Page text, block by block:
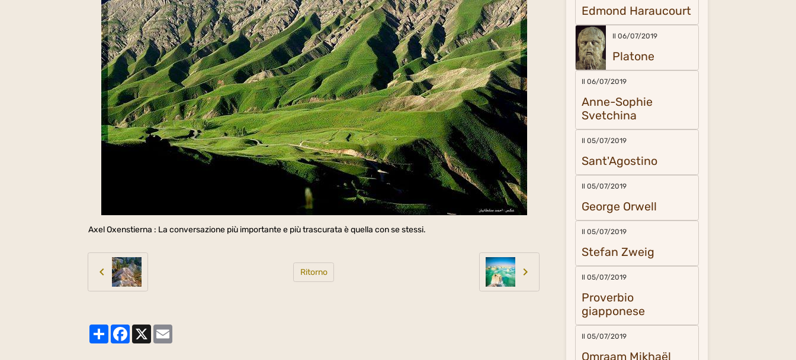
Axel Oxenstierna : La conversazione più importante e più trascurata è quella con se stessi.
Ritorno
PartagerFacebook
X
Edmond Haraucourt
Il 06/07/2019
Platone
Il 06/07/2019
Anne-Sophie
Svetchina
Il 05/07/2019
Sant'Agostino
Il 05/07/2019
George Orwell
Il 05/07/2019
Stefan Zweig
Il 05/07/2019
Proverbio
giapponese
Il 05/07/2019
Omraam Mikhaël